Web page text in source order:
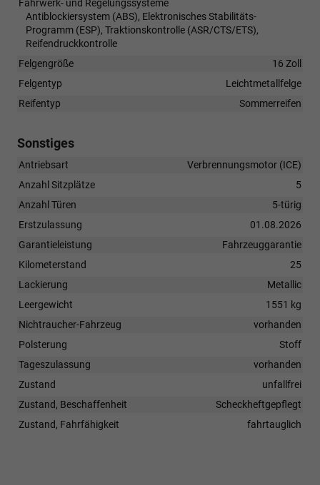
Fahrwerk- und Regelungssysteme
Antiblockiersystem (ABS), Elektronisches Stabilitäts-
Programm (ESP), Traktionskontrolle (ASR/CTS/ETS),
Reifendruckkontrolle
Felgengröße
16 Zoll
Felgentyp
Leichtmetallfelge
Reifentyp
Sommerreifen
Sonstiges
Antriebsart
Verbrennungsmotor (ICE)
Anzahl Sitzplätze
5
Anzahl Türen
5-türig
Erstzulassung
01.08.2026
Garantieleistung
Fahrzeuggarantie
Kilometerstand
25
Lackierung
Metallic
Leergewicht
1551 kg
Nichtraucher-Fahrzeug
vorhanden
Polsterung
Stoff
Tageszulassung
vorhanden
Zustand
unfallfrei
Zustand, Beschaffenheit
Scheckheftgepflegt
Zustand, Fahrfähigkeit
fahrtauglich